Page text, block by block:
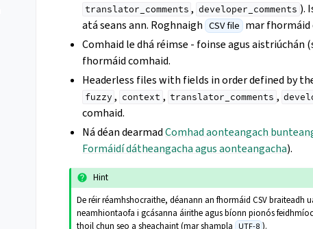
translator_comments , developer_comments ).
atá seans ann. Roghnaigh CSV file mar fhormáid
Comhaid le dhá réimse - foinse agus aistriúchán
fhormáid comhaid.
Headerless files with fields in order defined by
fuzzy , context , translator_comments ,
comhaid.
Ná déan dearmadComhad aonteangach
Formáidí dátheangacha agus aonteangacha).
Hint
De réir réamhshocraithe, déanann an fhormáid CSV
neamhiontaofa i gcásanna áirithe agus bíonn pionós
thoil chun seo a sheachaint (mar shampla UTF-8 ).